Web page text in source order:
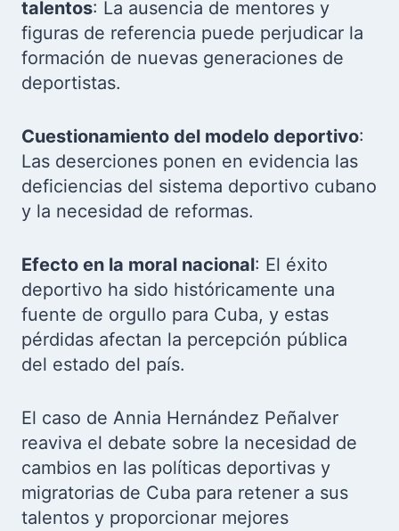
talentos: La ausencia de mentores y
figuras de referencia puede perjudicar la
formación de nuevas generaciones de
deportistas.
Cuestionamiento del modelo deportivo:
Las deserciones ponen en evidencia las
deficiencias del sistema deportivo cubano
y la necesidad de reformas.
Efecto en la moral nacional: El éxito
deportivo ha sido históricamente una
fuente de orgullo para Cuba, y estas
pérdidas afectan la percepción pública
del estado del país.
El caso de Annia Hernández Peñalver
reaviva el debate sobre la necesidad de
cambios en las políticas deportivas y
migratorias de Cuba para retener a sus
talentos y proporcionar mejores